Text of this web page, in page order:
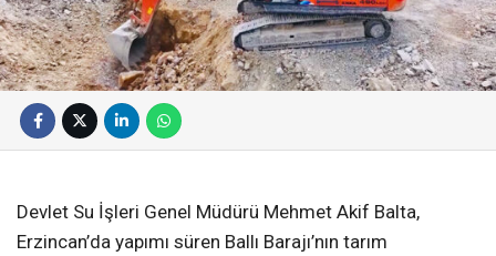
Devlet Su İşleri Genel Müdürü Mehmet Akif Balta,
Erzincan’da yapımı süren Ballı Barajı’nın tarım